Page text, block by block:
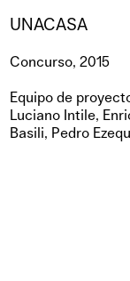
UNACASA
Concurso, 2015
Equipo de
Luciano Intile,
Basili, Pedro